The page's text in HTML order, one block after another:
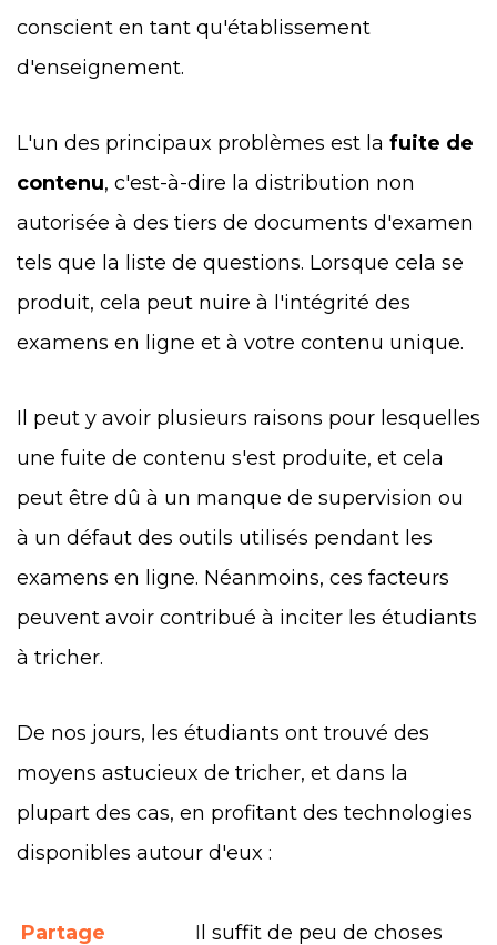
conscient en tant qu'établissement
d'enseignement.
L'un des principaux problèmes est la fuite de
contenu, c'est-à-dire la distribution non
autorisée à des tiers de documents d'examen
tels que la liste de questions. Lorsque cela se
produit, cela peut nuire à l'intégrité des
examens en ligne et à votre contenu unique.
Il peut y avoir plusieurs raisons pour lesquelles
une fuite de contenu s'est produite, et cela
peut être dû à un manque de supervision ou
à un défaut des outils utilisés pendant les
examens en ligne. Néanmoins, ces facteurs
peuvent avoir contribué à inciter les étudiants
à tricher.
De nos jours, les étudiants ont trouvé des
moyens astucieux de tricher, et dans la
plupart des cas, en profitant des technologies
disponibles autour d'eux :
Partage Il suffit de peu de choses